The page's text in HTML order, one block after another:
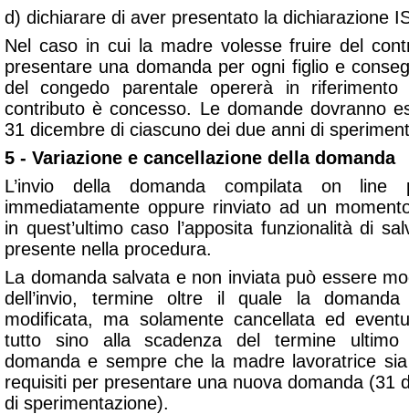
d) dichiarare di aver presentato la dichiarazione
Nel caso in cui la madre volesse fruire del
presentare una domanda per ogni figlio e
del congedo parentale opererà in
contributo è concesso. Le domande dovranno
31 dicembre di ciascuno dei due anni di
5 - Variazione e cancellazione della domanda
L’invio della domanda compilata on line
immediatamente oppure rinviato ad un
in quest’ultimo caso l’apposita funzionalità di
presente nella procedura.
La domanda salvata e non inviata può essere
dell’invio, termine oltre il quale la
modificata, ma solamente cancellata ed
tutto sino alla scadenza del termine ultimo
domanda e sempre che la madre lavoratrice
requisiti per presentare una nuova domanda (31
di sperimentazione).